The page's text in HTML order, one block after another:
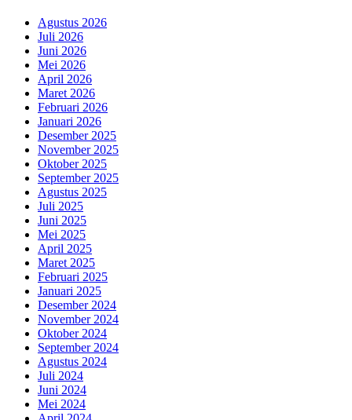
Agustus 2026
Juli 2026
Juni 2026
Mei 2026
April 2026
Maret 2026
Februari 2026
Januari 2026
Desember 2025
November 2025
Oktober 2025
September 2025
Agustus 2025
Juli 2025
Juni 2025
Mei 2025
April 2025
Maret 2025
Februari 2025
Januari 2025
Desember 2024
November 2024
Oktober 2024
September 2024
Agustus 2024
Juli 2024
Juni 2024
Mei 2024